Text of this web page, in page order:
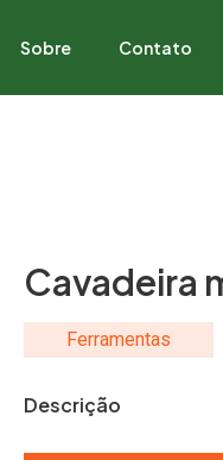
Sobre Contato
Cavadeira
Ferramentas
Descrição